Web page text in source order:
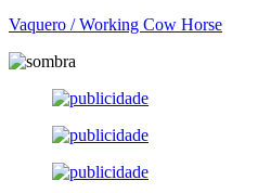
Vaquero / Working Cow Horse